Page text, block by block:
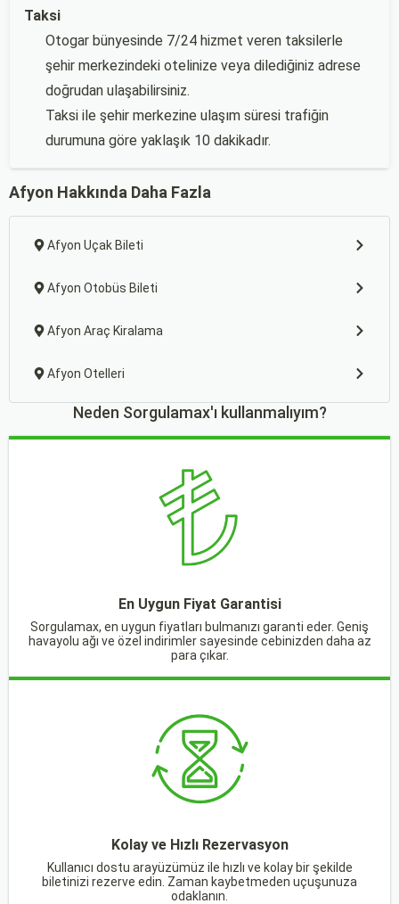
Taksi
Otogar bünyesinde 7/24 hizmet veren taksilerle
şehir merkezindeki otelinize veya dilediğiniz adrese
doğrudan ulaşabilirsiniz.
Taksi ile şehir merkezine ulaşım süresi trafiğin
durumuna göre yaklaşık 10 dakikadır.
Afyon Hakkında Daha Fazla
Afyon Uçak Bileti
Afyon Otobüs Bileti
Afyon Araç Kiralama
Afyon Otelleri
Neden Sorgulamax'ı kullanmalıyım?
En Uygun Fiyat Garantisi
Sorgulamax, en uygun fiyatları bulmanızı garanti eder. Geniş
havayolu ağı ve özel indirimler sayesinde cebinizden daha az
para çıkar.
Kolay ve Hızlı Rezervasyon
Kullanıcı dostu arayüzümüz ile hızlı ve kolay bir şekilde
biletinizi rezerve edin. Zaman kaybetmeden uçuşunuza
odaklanın.